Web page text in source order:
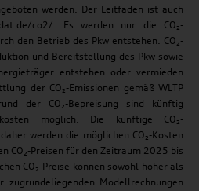
werden. Der Leitfaden ist auch
co2/. Es werden nur die CO₂-
den Betrieb des Pkw entstehen. CO₂-
und Bereitstellung des Pkw sowie
entstehen oder vermieden
der CO₂-Emissionen gemäß WLTP
der CO₂-Bepreisung sind künftig
möglich. Die künftige CO₂-
werden die möglichen CO₂-Kosten
CO₂-Preisen für den Zeitraum 2025 bis
CO₂-Preise können sowohl höher als
Modellrechnungen